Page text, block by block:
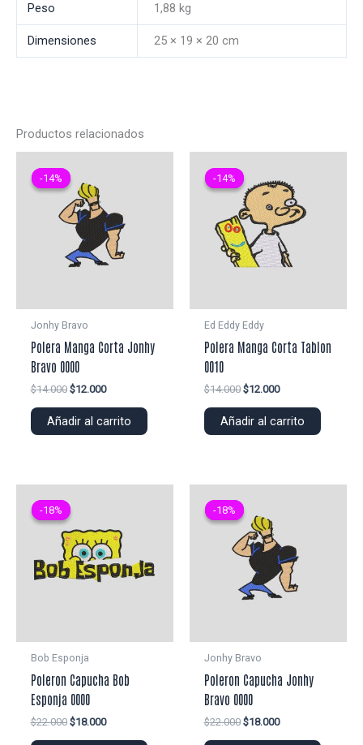
Peso 1,88 kg
Dimensiones 25 × 19 × 20 cm
Productos relacionados
-14%
-14%
Jonhy Bravo
Polera Manga Corta Jonhy
Bravo 0000
$14.000 El
original
$12.000El
actual
Añadir al carrito
-14%
-14%
Ed Eddy Eddy
Polera Manga Corta Tablon
0010
$14.000 El
original
$12.000El
actual
Añadir al carrito
-18%
-18%
Bob Esponja
Poleron Capucha Bob
Esponja 0000
$22.000 El
$18.000El
-18%
-18%
Jonhy Bravo
Poleron Capucha Jonhy
Bravo 0000
$22.000 El
$18.000El